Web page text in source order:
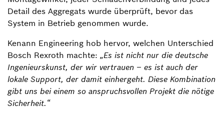
Detail des Aggregats wurde überprüft, bevor das
System in Betrieb genommen wurde.
Kenann Engineering hob hervor, welchen Unterschied
Bosch Rexroth machte: „Es ist nicht nur die deutsche
Ingenieurskunst, der wir vertrauen – es ist auch der
lokale Support, der damit einhergeht. Diese Kombination
gibt uns bei einem so anspruchsvollen Projekt die nötige
Sicherheit.“